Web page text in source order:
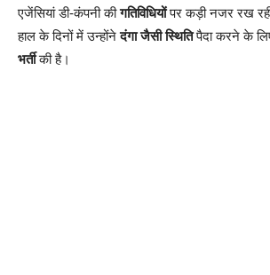
एजेंसियां डी-कंपनी कीगतिविधियोंपर कड़ी नजर रख
हाल के दिनों में उन्होंनेदंगा जैसी स्थितिपैदा करने के
भर्तीकी है।